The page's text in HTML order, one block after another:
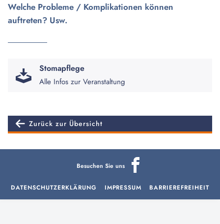
Welche Probleme / Komplikationen können
auftreten? Usw.
Stomapflege
Alle Infos zur Veranstaltung
Zurück zur Übersicht
Besuchen Sie uns
DATENSCHUTZERKLÄRUNG IMPRESSUM BARRIEREFREIHEIT